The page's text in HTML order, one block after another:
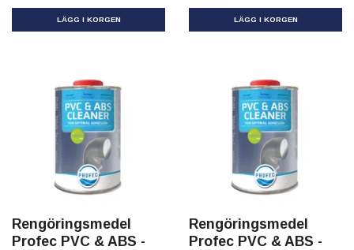
Rengöringsmedel
Profec PVC & ABS -
Rengöringsmedel
Profec PVC & ABS -